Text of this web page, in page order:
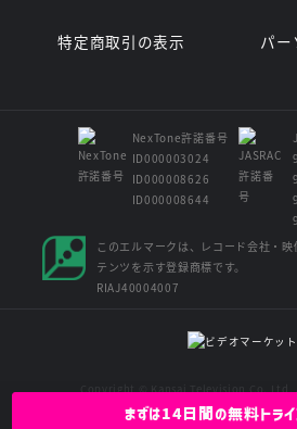
まずは14日間の無料ト
特定商取引の表示
パー
NexTone許諾番号
ID000003024
ID000008626
ID000008644
このエルマークは、レコード会社・
テンツを示す登録商標です。
RIAJ40004007
Copyright © Kansai Television Co. Ltd.